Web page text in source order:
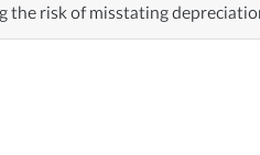
the risk of misstating